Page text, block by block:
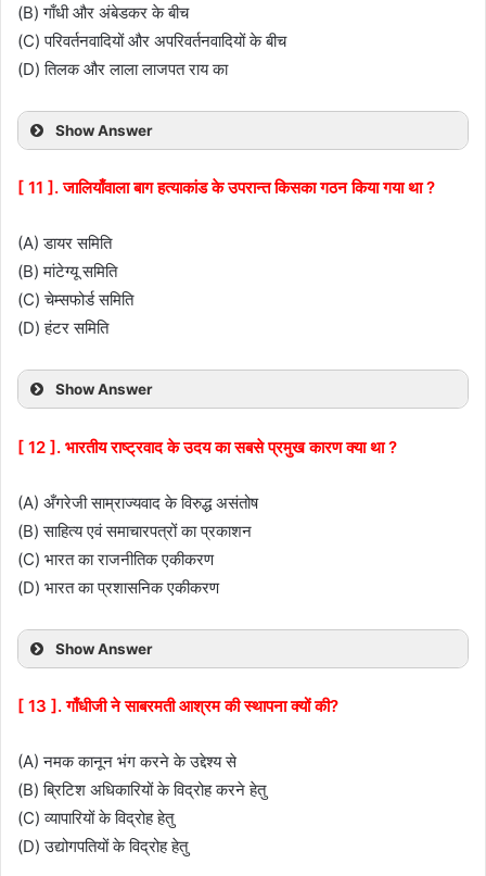
(B) गाँधी और अंबेडकर के बीच
(C) परिवर्तनवादियों और अपरिवर्तनवादियों के बीच
(D) तिलक और लाला लाजपत राय का
Show Answer
[ 11 ]. जालियाँवाला बाग हत्याकांड के उपरान्त किसका गठन किया गया था ?
(A) डायर समिति
(B) मांटेग्यू समिति
(C) चेम्सफोर्ड समिति
(D) हंटर समिति
Show Answer
[ 12 ]. भारतीय राष्ट्रवाद के उदय का सबसे प्रमुख कारण क्या था ?
(A) अँगरेजी साम्राज्यवाद के विरुद्ध असंतोष
(B) साहित्य एवं समाचारपत्रों का प्रकाशन
(C) भारत का राजनीतिक एकीकरण
(D) भारत का प्रशासनिक एकीकरण
Show Answer
[ 13 ]. गाँधीजी ने साबरमती आश्रम की स्थापना क्यों की?
(A) नमक कानून भंग करने के उद्देश्य से
(B) ब्रिटिश अधिकारियों के विद्रोह करने हेतु
(C) व्यापारियों के विद्रोह हेतु
(D) उद्योगपतियों के विद्रोह हेतु